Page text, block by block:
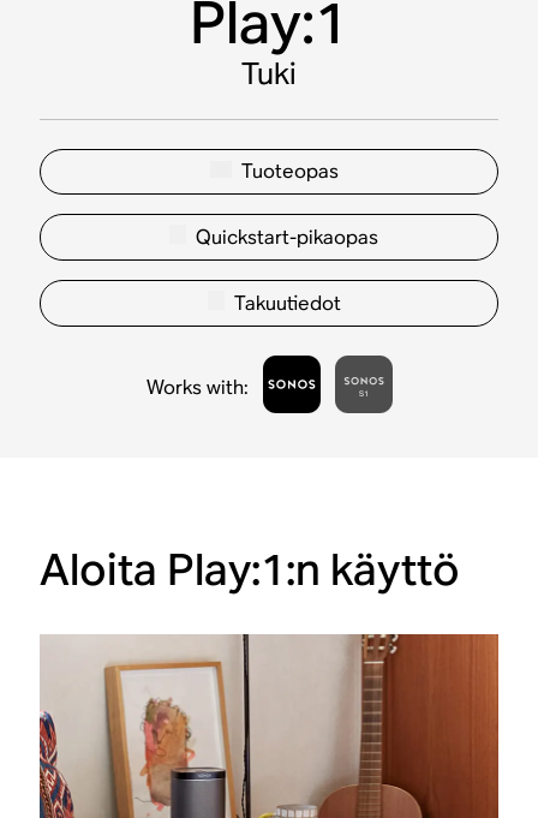
Play:1
Tuki
Tuoteopas
Quickstart-pikaopas
Takuutiedot
Works with:
Aloita Play:1:n käyttö